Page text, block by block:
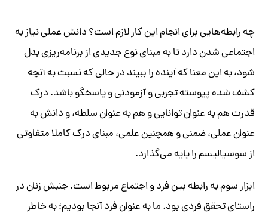
​چه رابطه‌هایی برای انجام این کار لازم است؟ ​​​​دانش عملی نیاز به
اجتماعی شدن دارد تا به مبنای نوع جدیدی از برنامه‌ریزی بدل
شود، به این معنا که آینده را ببیند در حالی که نسبت به آنچه
کشف شده پیوسته تجربی و آزمودنی و پاسخگو باشد. درک
قدرت هم به عنوان ​​​​​​​توانایی و هم به عنوان سلطه، و دانش به
عنوان عملی، ضمنی و همچنین علمی، مبنای درک کاملا متفاوتی
از سوسیالیسم را پایه می‌گذارد.
ابزار سوم به رابطه بین فرد و اجتماع مربوط است. جنبش زنان در
راستای تحقق فردی بود. ما به عنوان فرد آنجا بودیم؛ به خاطر